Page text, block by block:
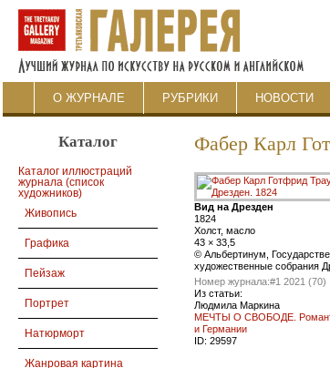
О ЖУРНАЛЕ РУБРИКИ НОВОСТИ
Каталог
Каталог иллюстраций
журнала (список
художников)
Живопись
Графика
Пейзаж
Портрет
Натюрморт
Жанровая картина
Фабер Карл
Вид на Дрезден
1824
Холст, масло
43 × 33,5
© Альбертинум,
художественные собрания
Номер журнала:#1 2021 (70)
Из статьи:
Людмила Маркина
МЕЧТЫ О СВОБОДЕ.
и Германии
ID: 29597